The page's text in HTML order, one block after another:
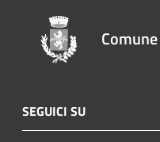
SEGUICI SU